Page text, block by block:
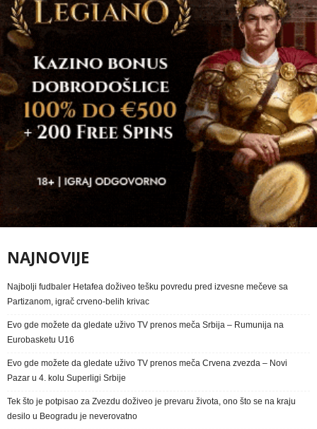
NAJNOVIJE
Najbolji fudbaler Hetafea doživeo tešku povredu pred izvesne mečeve sa
Partizanom, igrač crveno-belih krivac
Evo gde možete da gledate uživo TV prenos meča Srbija – Rumunija na
Eurobasketu U16
Evo gde možete da gledate uživo TV prenos meča Crvena zvezda – Novi
Pazar u 4. kolu Superligi Srbije
Tek što je potpisao za Zvezdu doživeo je prevaru života, ono što se na kraju
desilo u Beogradu je neverovatno